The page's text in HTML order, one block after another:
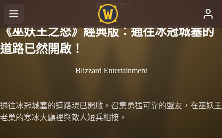
《魔獸世界》
《巫妖王之怒》經典版：通往冰冠城塞的
道路已然開啟！
Blizzard Entertainment
通往冰冠城塞的道路現已開啟。召集勇猛可靠的盟友，在巫妖王
老巢的寒冰大廳裡與敵人短兵相接。